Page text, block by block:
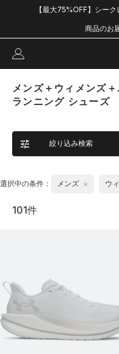
【最大75%OFF】シー
商品のお
メンズ＋ウィメンズ
ランニング シューズ
絞り込み検索
選択中の条件： メンズ ウ
101件